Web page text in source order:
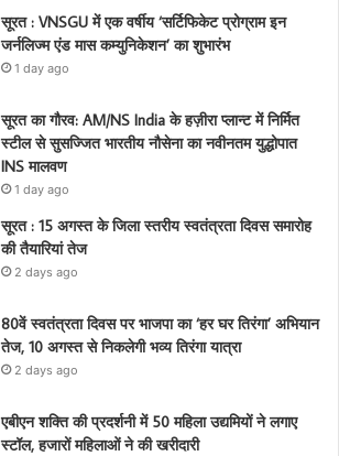
सूरत : VNSGU में एक वर्षीय ‘सर्टिफिकेट प्रोग्राम इन
जर्नलिज्म एंड मास कम्युनिकेशन’ का शुभारंभ
1 day ago
सूरत का गौरव: AM/NS India के हज़ीरा प्लान्ट में निर्मित
स्टील से सुसज्जित भारतीय नौसेना का नवीनतम युद्धोपात
INS मालवण
1 day ago
सूरत : 15 अगस्त के जिला स्तरीय स्वतंत्रता दिवस समारोह
की तैयारियां तेज
2 days ago
80वें स्वतंत्रता दिवस पर भाजपा का ‘हर घर तिरंगा’ अभियान
तेज, 10 अगस्त से निकलेगी भव्य तिरंगा यात्रा
2 days ago
एबीएन शक्ति की प्रदर्शनी में 50 महिला उद्यमियों ने लगाए
स्टॉल, हजारों महिलाओं ने की खरीदारी